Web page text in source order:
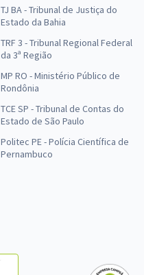
TJ BA - Tribunal de Justiça do
Estado da Bahia
TRF 3 - Tribunal Regional Federal
da 3ª Região
MP RO - Ministério Público de
Rondônia
TCE SP - Tribunal de Contas do
Estado de São Paulo
Politec PE - Polícia Científica de
Pernambuco